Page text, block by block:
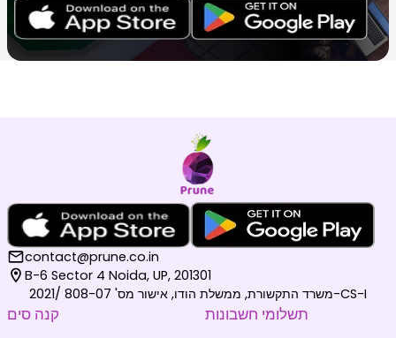
contact@prune.co.in
B-6 Sector 4 Noida, UP, 201301
משרד התקשורת, ממשלת הודו, אישור מס' 808-07 /2021-CS-I
קנה סים תשלומי חשבונות